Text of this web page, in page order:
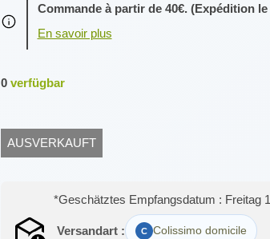
Commande à partir de 40€. (Expédition
0 verfügbar
AUSVERKAUFT
*Geschätztes Empfangsdatum : Freitag
Versandart : Colissimo domicile